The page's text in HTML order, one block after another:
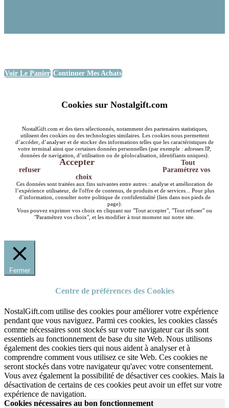
Voir Le Panier Continuer Mes Achats
Cookies sur Nostalgift.com
NostalGift.com et des tiers sélectionnés, notamment des partenaires statistiques,
utilisent des cookies ou des technologies similaires. Les cookies nous permettent
d’accéder, d’analyser et de stocker des informations telles que les caractéristiques de
votre terminal ainsi que certaines données personnelles (par exemple : adresses IP,
données de navigation, d’utilisation ou de géolocalisation, identifiants uniques).
Accepter
Tout
refuser
Paramétrez vos
choix
Ces données sont traitées aux fins suivantes entre autres : analyse et amélioration de
l’expérience utilisateur, de l'offre de contenus, de produits et de services... Pour plus
d’information, consulter notre politique de confidentialité (lien dans nos pieds de
page).
Vous pouvez exprimer vos choix en cliquant sur "Tout accepter", "Tout refuser" ou
"Paramétrez vos choix", et les modifier à tout moment sur notre site.
Fermer
Centre de préférences des Cookies
NostalGift.com utilise des cookies pour améliorer votre expérience
pendant que vous naviguez. Parmi ces cookies, les cookies classés
comme nécessaires sont stockés sur votre navigateur car ils sont
essentiels au fonctionnement de base du site Web. Nous utilisons
également des cookies tiers qui nous aident à analyser et à
comprendre comment vous utilisez ce site Web. Ces cookies ne
seront stockés dans votre navigateur qu'avec votre consentement.
Vous avez également la possibilité de désactiver ces cookies. Mais la
désactivation de certains de ces cookies peut avoir un effet sur votre
expérience de navigation.
Cookies nécessaires au bon fonctionnement